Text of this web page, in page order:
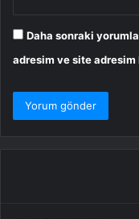
Daha sonraki
adresim ve site adresim